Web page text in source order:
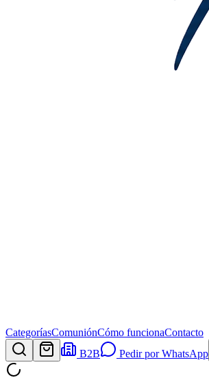
CategoríasComuniónCómo funcionaContacto
B2B
Pedir por WhatsApp